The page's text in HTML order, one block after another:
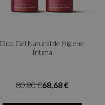
Dúo Gel Natural de Higiene
Íntima
68,68 €
80,80 €